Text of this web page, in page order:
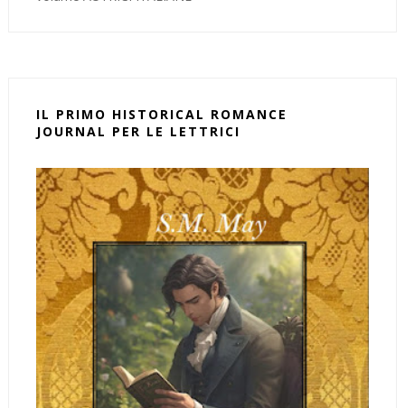
IL PRIMO HISTORICAL ROMANCE
JOURNAL PER LE LETTRICI